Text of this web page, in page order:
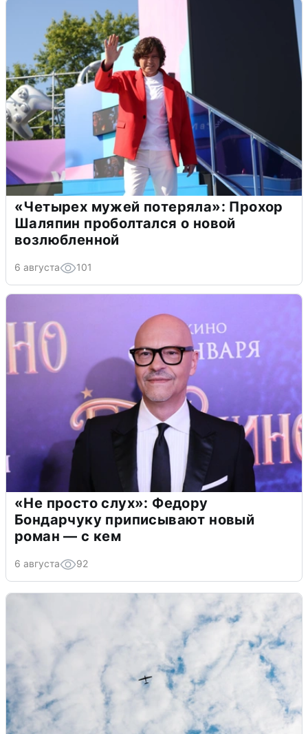
«Четырех мужей потеряла»: Прохор
Шаляпин проболтался о новой
возлюбленной
6 августа 101
«Не просто слух»: Федору
Бондарчуку приписывают новый
роман — с кем
6 августа 92